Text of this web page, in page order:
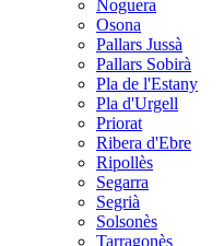
Noguera
Osona
Pallars Jussà
Pallars Sobirà
Pla de l'Estany
Pla d'Urgell
Priorat
Ribera d'Ebre
Ripollès
Segarra
Segrià
Solsonès
Tarragonès